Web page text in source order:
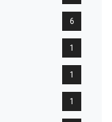
6
1
1
1